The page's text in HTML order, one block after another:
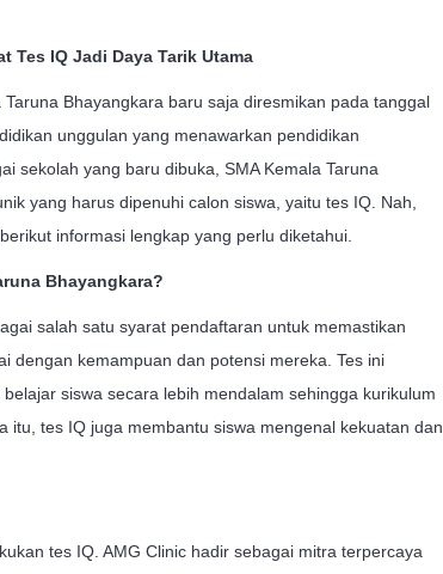
Tes IQ Jadi Daya Tarik Utama
Bhayangkara baru saja diresmikan pada tanggal
unggulan yang menawarkan pendidikan
sekolah yang baru dibuka, SMA Kemala Taruna
yang harus dipenuhi calon siswa, yaitu tes IQ. Nah,
informasi lengkap yang perlu diketahui.
Bhayangkara?
salah satu syarat pendaftaran untuk memastikan
dengan kemampuan dan potensi mereka. Tes ini
siswa secara lebih mendalam sehingga kurikulum
tes IQ juga membantu siswa mengenal kekuatan dan
tes IQ. AMG Clinic hadir sebagai mitra terpercaya